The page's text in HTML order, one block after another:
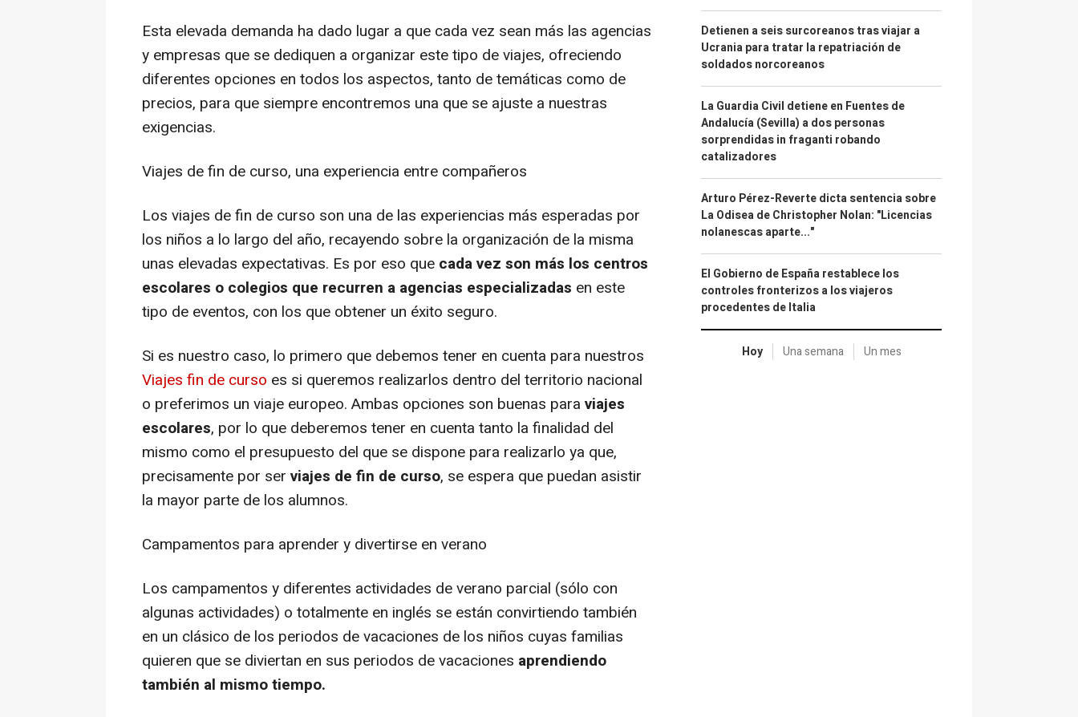
Esta elevada demanda ha dado lugar a que cada vez sean más las agencias
y empresas que se dediquen a organizar este tipo de viajes, ofreciendo
diferentes opciones en todos los aspectos, tanto de temáticas como de
precios, para que siempre encontremos una que se ajuste a nuestras
exigencias.
Viajes de fin de curso, una experiencia entre compañeros
Los viajes de fin de curso son una de las experiencias más esperadas por
los niños a lo largo del año, recayendo sobre la organización de la misma
unas elevadas expectativas. Es por eso que cada vez son más los centros
escolares o colegios que recurren a agencias especializadas en este
tipo de eventos, con los que obtener un éxito seguro.
Si es nuestro caso, lo primero que debemos tener en cuenta para nuestros
Viajes fin de curso es si queremos realizarlos dentro del territorio nacional
o preferimos un viaje europeo. Ambas opciones son buenas para viajes
escolares, por lo que deberemos tener en cuenta tanto la finalidad del
mismo como el presupuesto del que se dispone para realizarlo ya que,
precisamente por ser viajes de fin de curso, se espera que puedan asistir
la mayor parte de los alumnos.
Campamentos para aprender y divertirse en verano
Los campamentos y diferentes actividades de verano parcial (sólo con
algunas actividades) o totalmente en inglés se están convirtiendo también
en un clásico de los periodos de vacaciones de los niños cuyas familias
quieren que se diviertan en sus periodos de vacaciones aprendiendo
también al mismo tiempo.
Detienen a seis surcoreanos tras viajar a
Ucrania para tratar la repatriación de
soldados norcoreanos
La Guardia Civil detiene en Fuentes de
Andalucía (Sevilla) a dos personas
sorprendidas in fraganti robando
catalizadores
Arturo Pérez-Reverte dicta sentencia sobre
La Odisea de Christopher Nolan: "Licencias
nolanescas aparte..."
El Gobierno de España restablece los
controles fronterizos a los viajeros
procedentes de Italia
Hoy Una semana Un mes